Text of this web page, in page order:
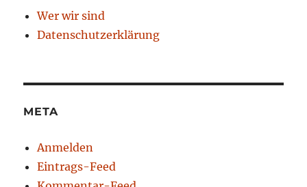
Wer wir sind
Datenschutzerklärung
META
Anmelden
Eintrags-Feed